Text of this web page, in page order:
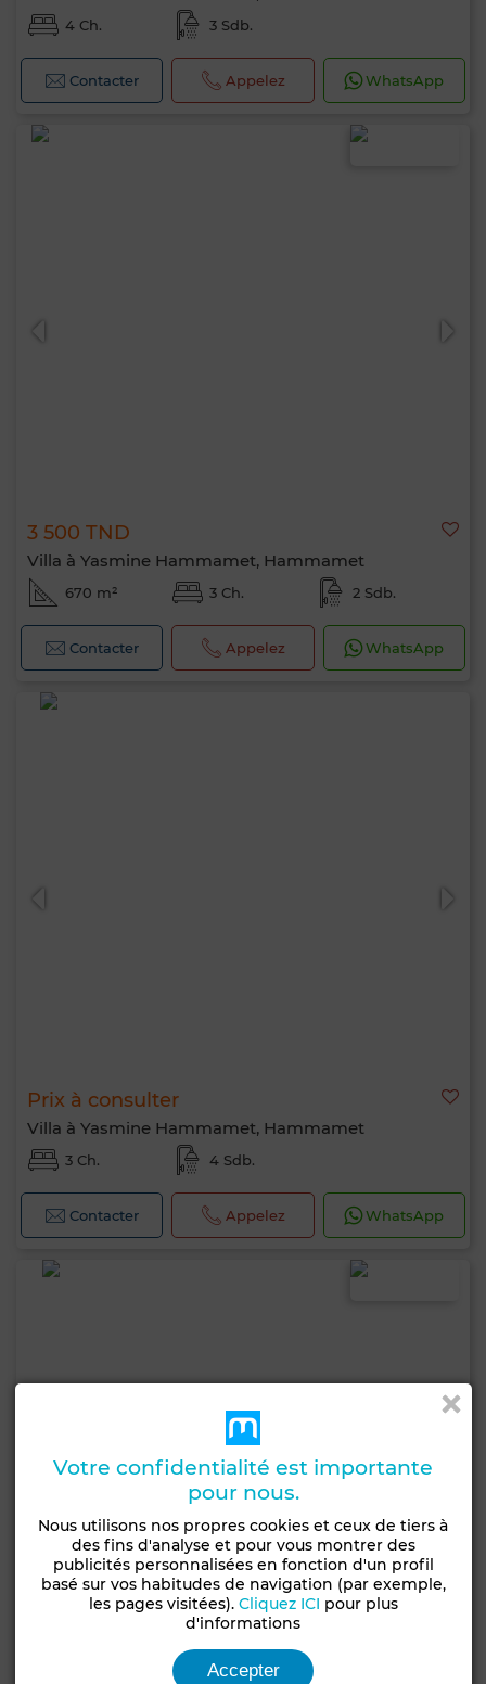
4 Ch. 3 Sdb.
Contacter Appelez WhatsApp
3 500 TND
Villa à Yasmine Hammamet, Hammamet
670 m² 3 Ch. 2 Sdb.
Contacter Appelez WhatsApp
Prix à consulter
Villa à Yasmine Hammamet, Hammamet
3 Ch. 4 Sdb.
Contacter Appelez WhatsApp
Votre confidentialité est importante
pour nous.
Nous utilisons nos propres cookies et ceux de tiers à
des fins d'analyse et pour vous montrer des
publicités personnalisées en fonction d'un profil
basé sur vos habitudes de navigation (par exemple,
les pages visitées). Cliquez ICI pour plus
d'informations
Accepter